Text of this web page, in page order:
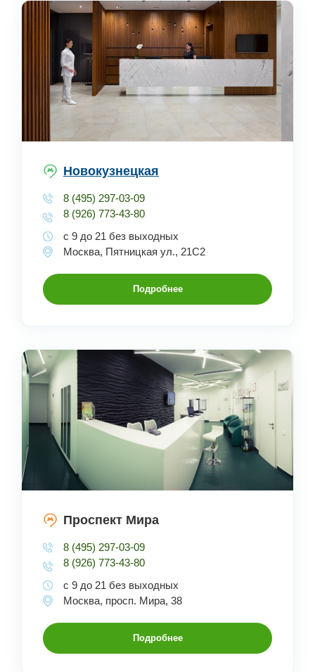
Новокузнецкая
8 (495) 297-03-09
8 (926) 773-43-80
с 9 до 21 без выходных
Москва, Пятницкая ул., 21С2
Подробнее
Проспект Мира
8 (495) 297-03-09
8 (926) 773-43-80
с 9 до 21 без выходных
Москва, просп. Мира, 38
Подробнее